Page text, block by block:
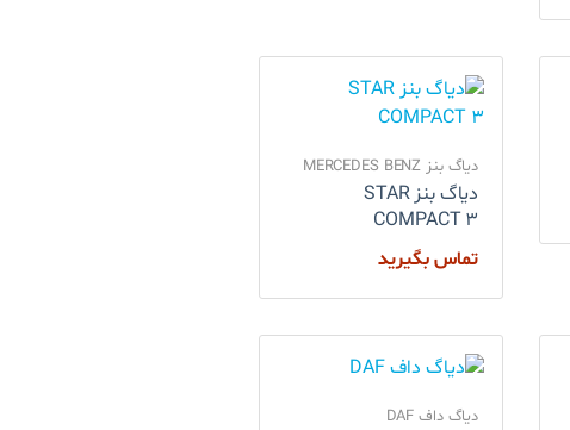
دیاگ بنز MERCEDES BENZ
دیاگ بنز STAR
COMPACT 3
تماس بگیرید
دیاگ داف DAF